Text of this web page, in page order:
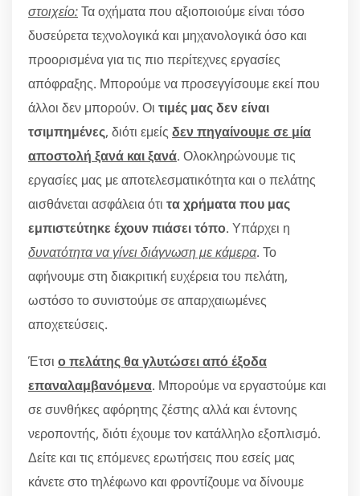
στοιχείο:Τα οχήματα που αξιοποιούμε είναι τόσο
δυσεύρετα τεχνολογικά και μηχανολογικά όσο και
προορισμένα για τις πιο περίτεχνες εργασίες
απόφραξης. Μπορούμε να προσεγγίσουμε εκεί που
άλλοι δεν μπορούν. Οι τιμές μας δεν είναι
τσιμπημένες, διότι εμείς δεν πηγαίνουμε σε μία
αποστολή ξανά και ξανά. Ολοκληρώνουμε τις
εργασίες μας με αποτελεσματικότητα και ο πελάτης
αισθάνεται ασφάλεια ότι τα χρήματα που μας
εμπιστεύτηκε έχουν πιάσει τόπο. Υπάρχει η
δυνατότητα να γίνει διάγνωση με κάμερα. Το
αφήνουμε στη διακριτική ευχέρεια του πελάτη,
ωστόσο το συνιστούμε σε απαρχαιωμένες
αποχετεύσεις.
Έτσι ο πελάτης θα γλυτώσει από έξοδα
επαναλαμβανόμενα. Μπορούμε να εργαστούμε και
σε συνθήκες αφόρητης ζέστης αλλά και έντονης
νεροποντής, διότι έχουμε τον κατάλληλο εξοπλισμό.
Δείτε και τις επόμενες ερωτήσεις που εσείς μας
κάνετε στο τηλέφωνο και φροντίζουμε να δίνουμε